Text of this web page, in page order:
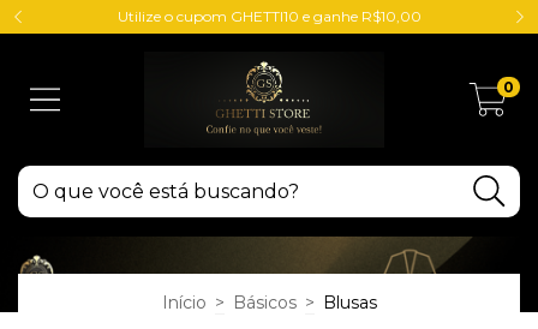
Utilize o cupom GHETTI10 e ganhe R$10,00
0
Início > Básicos > Blusas